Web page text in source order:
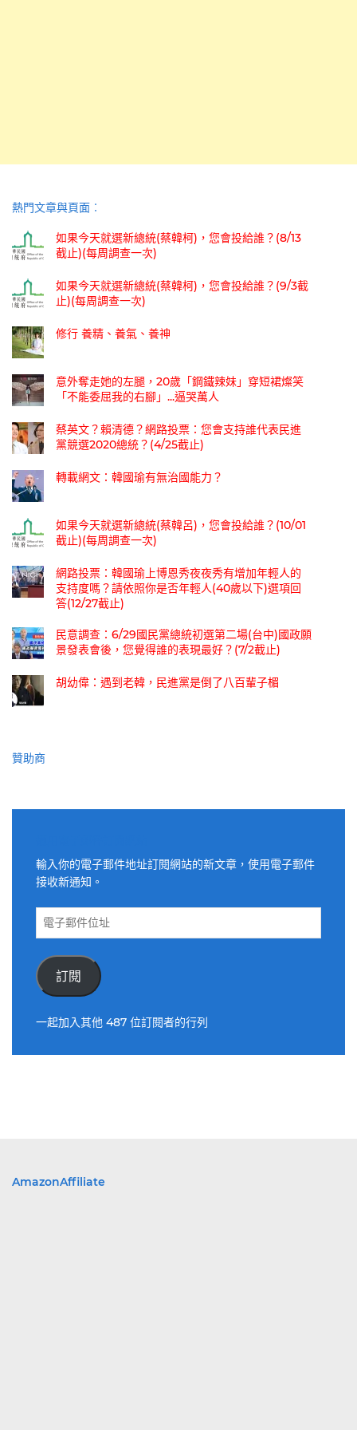
熱門文章與頁面︰
如果今天就選新總統(蔡韓柯)，您會投給誰？(8/13
截止)(每周調查一次)
如果今天就選新總統(蔡韓柯)，您會投給誰？(9/3截
止)(每周調查一次)
修行 養精、養氣、養神
意外奪走她的左腿，20歲「鋼鐵辣妹」穿短裙燦笑
「不能委屈我的右腳」...逼哭萬人
蔡英文？賴清德？網路投票：您會支持誰代表民進
黨競選2020總統？(4/25截止)
轉載網文：韓國瑜有無治國能力？
如果今天就選新總統(蔡韓呂)，您會投給誰？(10/01
截止)(每周調查一次)
網路投票：韓國瑜上博恩秀夜夜秀有增加年輕人的
支持度嗎？請依照你是否年輕人(40歲以下)選項回
答(12/27截止)
民意調查：6/29國民黨總統初選第二場(台中)國政願
景發表會後，您覺得誰的表現最好？(7/2截止)
胡幼偉：遇到老韓，民進黨是倒了八百輩子楣
贊助商
輸入你的電子郵件地址訂閱網站的新文章，使用電子郵件
接收新通知。
電
件
位
訂閱
一起加入其他 487 位訂閱者的行列
AmazonAffiliate